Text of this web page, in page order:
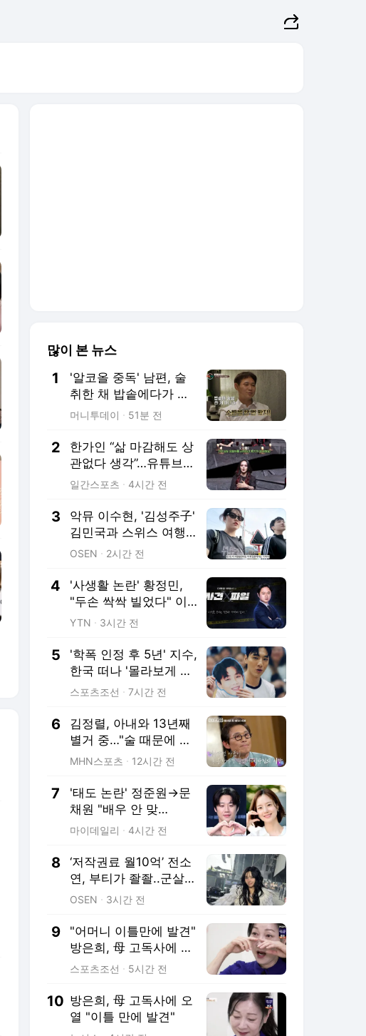
많이 본 뉴스
1
'알코올 중독' 남편, 술
취한 채 밥솥에다가 소
변을? "제정신이냐"
머니투데이 51분 전
2
한가인 “삶 마감해도 상
관없다 생각”…유튜브
시작 이유
일간스포츠 4시간 전
3
악뮤 이수현, '김성주子'
김민국과 스위스 여행
"첫 만남에 2시간 넘게
OSEN 2시간 전
4
'사생활 논란' 황정민,
"두손 싹싹 빌었다" 이
유는? [사건X파일]
YTN 3시간 전
5
'학폭 인정 후 5년' 지수,
한국 떠나 '몰라보게 달
라진 얼굴'…"과거와 딴
스포츠조선 7시간 전
6
김정렬, 아내와 13년째
별거 중…"술 때문에 도
저히 못 살겠다고" ('데
MHN스포츠 12시간 전
7
'태도 논란' 정준원→문
채원 "배우 안 맞
아"…"하면 안 되는 사
마이데일리 4시간 전
8
‘저작권료 월10억’ 전소
연, 부티가 좔좔..군살
제로 복근까지!
OSEN 3시간 전
9
"어머니 이틀만에 발견"
방은희, 母 고독사에 오
열 "너무 후회된다" ('특
스포츠조선 5시간 전
10 방은희, 母 고독사에 오
열 "이틀 만에 발견"